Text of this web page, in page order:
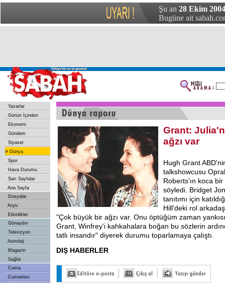
Şu an 28 Ekim
Bugüne ait
Yazarlar
Günün İçinden
Ekonomi
Gündem
Siyaset
» Dünya
Spor
Hava Durumu
Sarı Sayfalar
Ana Sayfa
Dosyalar
Arşiv
Etkinlikler
Günaydın
Televizyon
Astroloji
Magazin
Sağlık
Cuma
Cumartesi
Grant:
ağzı var
Hugh Grant
talkshowcusu
Roberts'ın koca
söyledi. Bridget
tanıtımı için
Hill'deki rol
"Çok büyük bir ağzı var. Onu öptüğüm zaman
Grant, Winfrey'i kahkahalara boğan bu sözlerin
tatlı insandır" diyerek durumu toparlamaya çalıştı.
DIŞ HABERLER